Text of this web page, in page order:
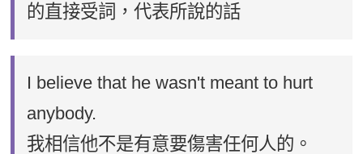
的直接受詞，代表所說的話
I believe that he wasn't meant to hurt
anybody.
我相信他不是有意要傷害任何人的。